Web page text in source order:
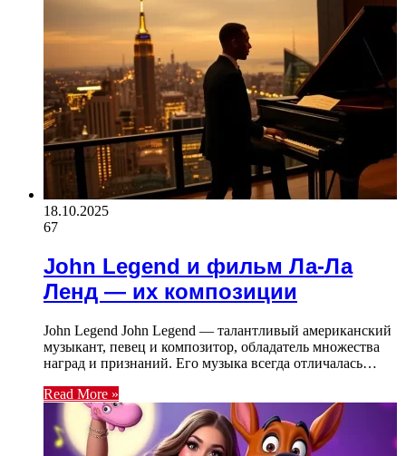
18.10.2025
67
John Legend и фильм Ла-Ла
Ленд — их композиции
John Legend John Legend — талантливый американский
музыкант, певец и композитор, обладатель множества
наград и признаний. Его музыка всегда отличалась…
Read More »